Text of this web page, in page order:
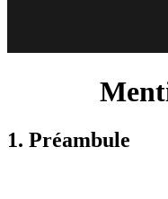
1. Préambule